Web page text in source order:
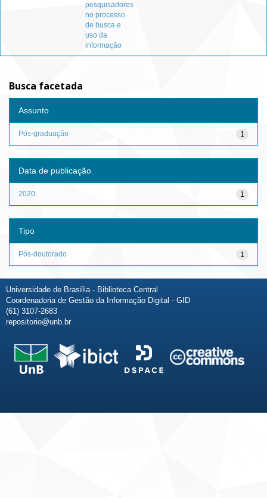
pesquisadores
no processo
de busca e
uso da
informação
Busca facetada
Assunto
1
Pós-graduação
Data de publicação
1
2020
Tipo
1
Pós-doutorado
Universidade de Brasília - Biblioteca Central
Coordenadoria de Gestão da Informação Digital - GID
(61) 3107-2683
repositorio@unb.br